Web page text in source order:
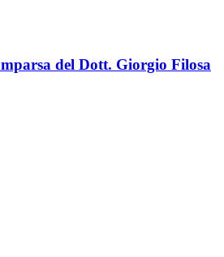
del Dott. Giorgio Filosa